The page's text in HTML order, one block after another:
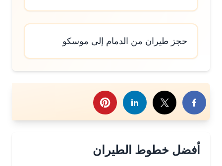
حجز طيران من الدمام إلى موسكو
هذا الموضوع
أفضل خطوط الطيران